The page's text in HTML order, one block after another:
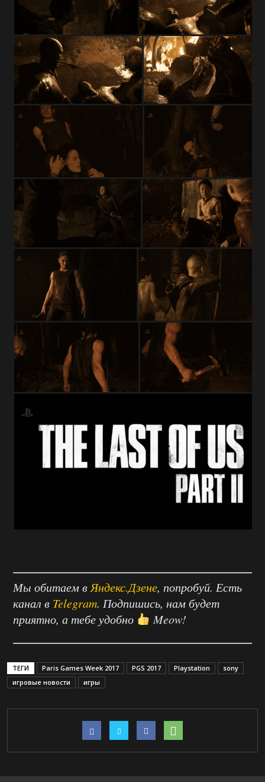
Мы обитаем в Яндекс.Дзене, попробуй. Есть
канал в Telegram. Подпишись, нам будет
приятно, а тебе удобно
Meow!
ТЕГИ Paris Games Week 2017 PGS 2017 Playstation
sony
игровые новости
игры